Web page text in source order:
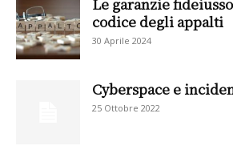
codice degli appalti
30 Aprile 2024
Cyberspace e
25 Ottobre 2022